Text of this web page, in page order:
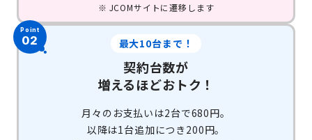
JCOMサイトに遷移します
Point
02 最大10台まで！
契約台数が
増えるほどおトク！
月々のお支払いは2台で680円。
以降は1台追加につき200円。